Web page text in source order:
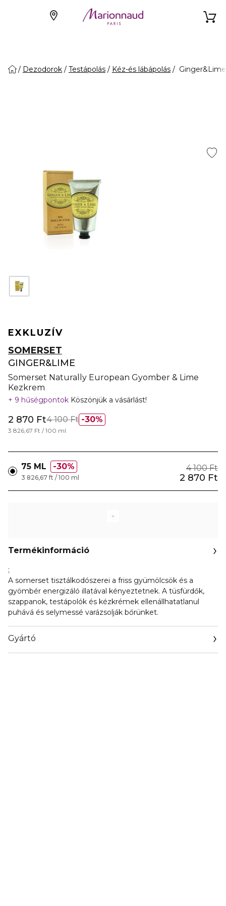
Dezodorok Testápolás Kéz-és lábápolás
EXKLUZÍV
SOMERSET
GINGER&LIME
Somerset Naturally European Gyomber & Lime
Kezkrem
9 hűségpontok Köszönjük a vásárlást!
30%
2 870 Ft4 100 Ft
3 826,67 Ft / 100 ml
75 ML 30% 4 100 Ft
2 870 Ft
3 826,67 ft / 100 ml
Termékinformáció
;
A somerset tisztálkodószerei a friss gyümölcsök és a
gyömbér energizáló illatával kényeztetnek. A tüsfürdők,
szappanok, testápolók és kézkrémek ellenállhatatlanul
puhává és selymessé varázsolják bőrünket.
Gyártó